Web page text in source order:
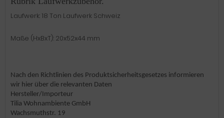
Laufwerk: 18 Ton Laufwerk Schweiz
Maße (HxBxT): 20x52x44 mm
Nach den Richtlinien des Produktsicherheitsgesetzes informieren
wir hier über die relevanten Daten
Hersteller/Importeur
Tilia Wohnambiente GmbH
Wachsmuthstr. 19